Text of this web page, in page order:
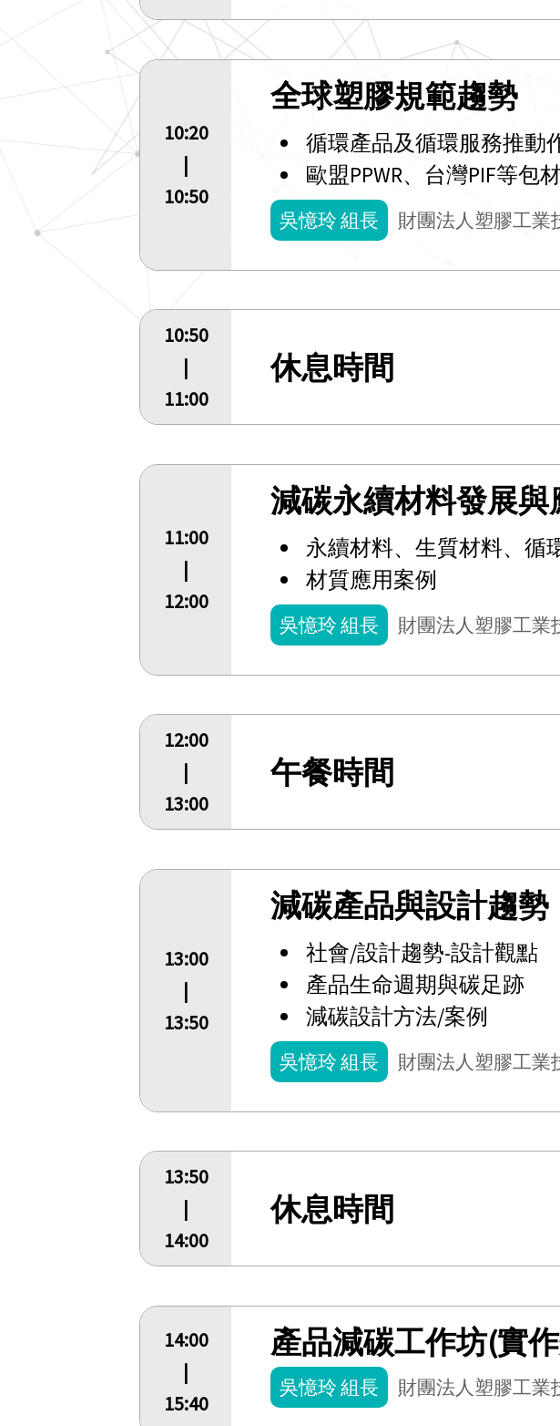
10:20
|
10:50
全球塑膠規範趨勢
循環產品及循環服務推動
歐盟PPWR、台灣PIF等包
吳憶玲 組長 財團法人塑膠工業
10:50
|
11:00
休息時間
11:00
|
12:00
減碳永續材料發展與
永續材料、生質材料、循
材質應用案例
吳憶玲 組長 財團法人塑膠工業
12:00
|
13:00
午餐時間
13:00
|
13:50
減碳產品與設計趨勢
社會/設計趨勢-設計觀點
產品生命週期與碳足跡
減碳設計方法/案例
吳憶玲 組長 財團法人塑膠工業
13:50
|
14:00
休息時間
14:00
|
15:40
產品減碳工作坊(實
吳憶玲 組長 財團法人塑膠工業